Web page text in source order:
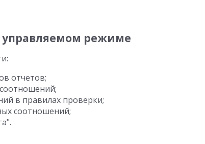
режиме
отчетов;
в правилах проверки;
соотношений;